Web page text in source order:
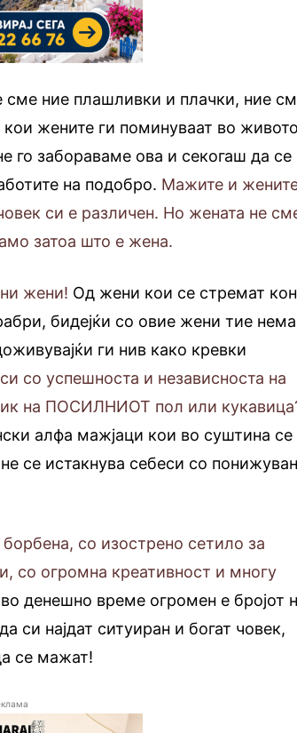
ние плашливки и плачки, ние
жените ги поминуваат во
го забораваме ова и секогаш да се
на подобро. Мажите и
си е различен. Но жената не
затоа што е жена.
жени! Од жени кои се стремат кон
бидејќи со овие жени тие нема
ги нив како кревки
со успешноста и независноста на
на ПОСИЛНИОТ пол или
алфа мажјаци кои во суштина се
се истакнува себеси со
со изострено сетило за
со огромна креативност и многу
денешно време огромен е бројот
си најдат ситуиран и богат човек,
се мажат!